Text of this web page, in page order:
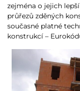
zejména o jejich
průřezů zděných
současné platné
konstrukcí –